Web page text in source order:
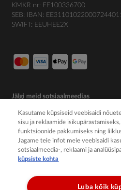
KMKR nr: EE100336700
SEB: IBAN:
SWIFT: EEUHEE2X
Jälgi meid sotsiaalmeedias
Kasutame küpsiseid veebisaidi
sisu ja reklaamide
funktsioonide pakkumiseks ning
Jagame teie infot meie veebisaidi
sotsiaalmeedia-, reklaami ja
küpsiste kohta
Luba kõik